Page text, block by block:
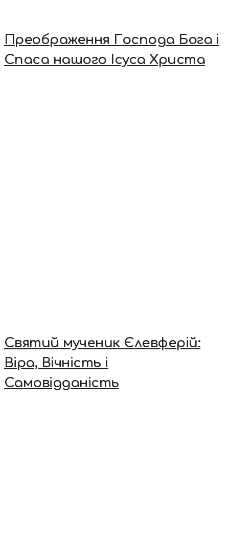
Преображення Господа Бога і
Спаса нашого Ісуса Христа
Святий мученик Єлевферій:
Віра, Вічність і
Самовідданість